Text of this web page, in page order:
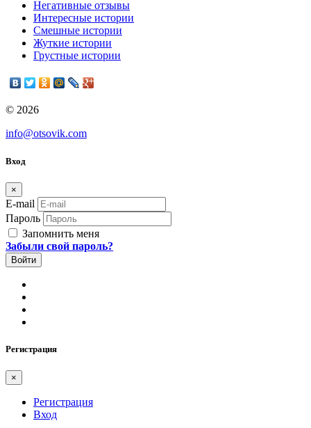
Негативные отзывы
Интересные истории
Смешные истории
Жуткие истории
Грустные истории
© 2026
info@otsovik.com
Вход
×
E-mail
Пароль
Запомнить меня
Забыли свой пароль?
Регистрация
×
Регистрация
Вход